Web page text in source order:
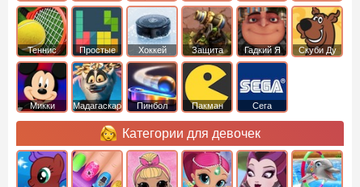
Теннис Простые Хоккей
Защита
башни
Гадкий Я Скуби Ду
Микки
Мадагаскар Пинбол Пакман Сега
Категории для девочек